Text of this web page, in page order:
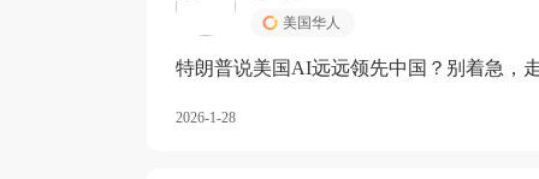
美国华人
特朗普说美国AI远远领先中国？别着急，
2026-1-28